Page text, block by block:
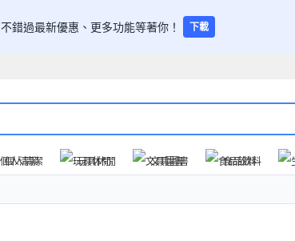
不錯過最新優惠、更多功能等著你！ 下載
個人清潔 玩具休閒 文具圖書 食品飲料